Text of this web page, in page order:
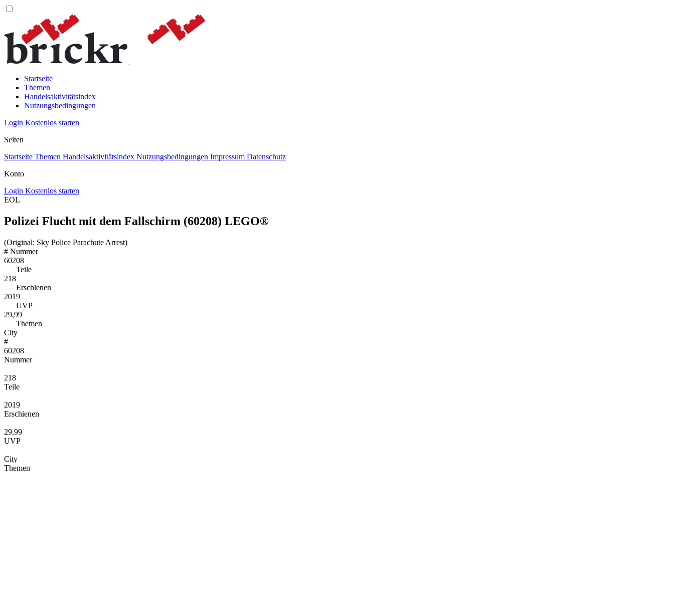
Startseite
Themen
Handelsaktivitätsindex
Nutzungsbedingungen
Login Kostenlos starten
Seiten
Startseite Themen Handelsaktivitätsindex Nutzungsbedingungen Impressum Datenschutz
Konto
Login Kostenlos starten
EOL
Polizei Flucht mit dem Fallschirm (60208) LEGO®
(Original: Sky Police Parachute Arrest)
# Nummer
60208
Teile
218
Erschienen
2019
UVP
29,99
Themen
City
#
60208
Nummer
218
Teile
2019
Erschienen
29,99
UVP
City
Themen